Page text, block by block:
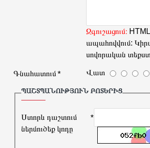
Զգուշացում։
ապահովվում:
սովորական
Գնահատում Վատ
ՊԱՇՏՊԱՆՈՒԹՅՈՒՆ ԲՈՏԵՐԻՑ
Ստորև դաշտում
ներմուծեք կոդը